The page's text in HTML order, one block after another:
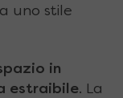
uno stile
in
estraibile. La